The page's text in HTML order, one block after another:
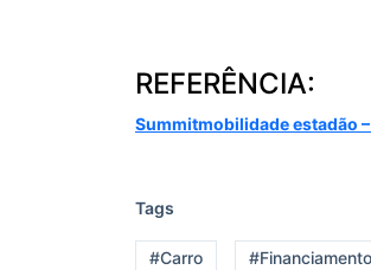
REFERÊNCIA:
Summitmobilidade estadão
Tags
#Carro #Financiamento